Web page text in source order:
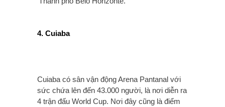
4. Cuiaba
Cuiaba có sân vận động Arena Pantanal với
sức chứa lên đến 43.000 người, là nơi diễn ra
4 trận đấu World Cup. Nơi đây cũng là điểm